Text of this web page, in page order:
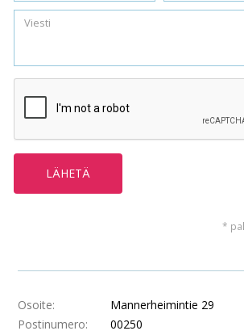
*
Osoite:
Mannerheimintie 29
Postinumero:
00250